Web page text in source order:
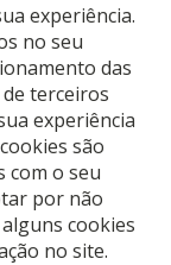
experiência.
no seu
das
terceiros
experiência
são
com o seu
por não
cookies
no site.